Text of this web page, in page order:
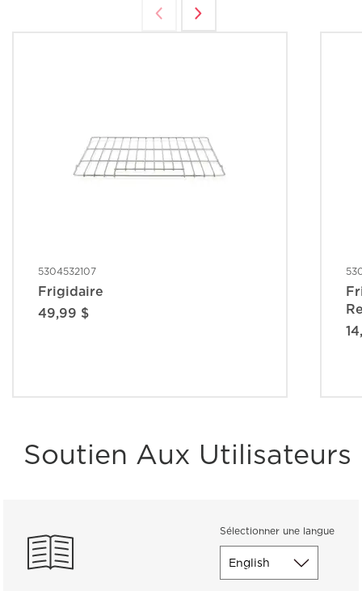
5304532107
Frigidaire
49,99 $
Soutien Aux Utilisateurs
Sélectionner une langue